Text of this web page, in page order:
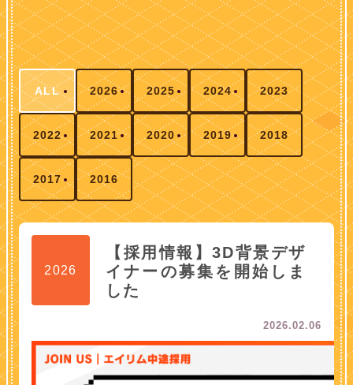
ALL 2026 2025 2024 2023
2022 2021 2020 2019 2018
2017 2016
2026
【採用情報】3D背景デザ
イナーの募集を開始しま
した
2026.02.06